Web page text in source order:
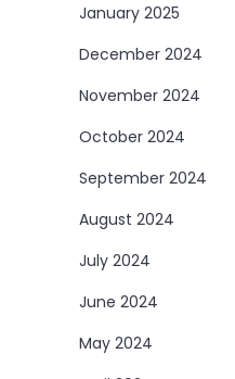
January 2025
December 2024
November 2024
October 2024
September 2024
August 2024
July 2024
June 2024
May 2024